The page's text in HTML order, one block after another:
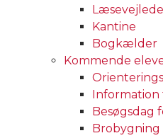
Kantine
Bogkælder
Kommende
Information
Besøgsdag
Brobygning